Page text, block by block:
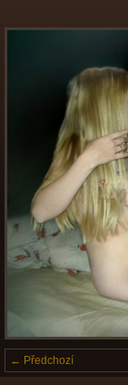
← Předchozí